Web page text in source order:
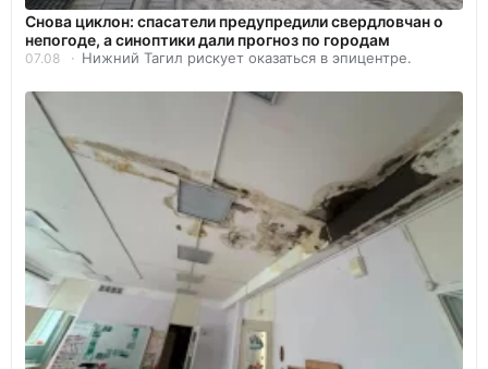
Снова циклон: спасатели предупредили свердловчан о
непогоде, а синоптики дали прогноз по городам
07.08 Нижний Тагил рискует оказаться в эпицентре.